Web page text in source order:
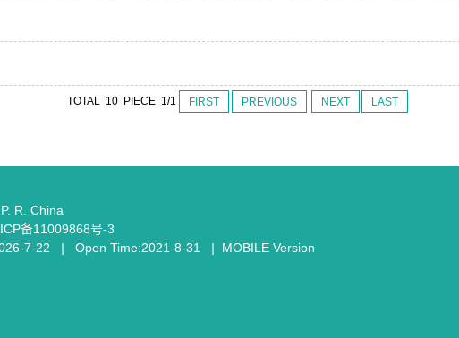
TOTAL 10 PIECE 1/1 FIRST PREVIOUS NEXT LAST
R. China
备11009868号-3
-7-22 | Open Time:2021-8-31 | MOBILE Version